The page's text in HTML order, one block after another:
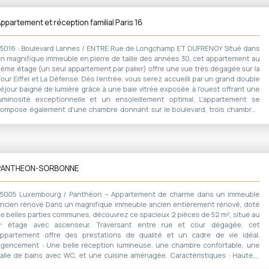
et réception familial Paris 16
: Boulevard Lannes / ENTRE Rue de Longchamp ET DUFRENOY Situé dans
magnifique immeuble en pierre de taille des années 30, cet appartement au
étage (un seul appartement par palier) offre une vue très dégagée sur la
Eiffel et La Défense. Dès l'entrée, vous serez accueilli par un grand double
baigné de lumière grâce à une baie vitrée exposée à l'ouest offrant une
exceptionnelle et un ensoleillement optimal. L'appartement se
également d'une chambre donnant sur le boulevard, trois chambres
et verdoyant, sans aucun vis à vis. Vous trouverez également de
commerces à proximité situé à 2 min de l'appartement afin de faciliter
quotidien. S'y trouvent aussi des établissements réputés à proximité tels
le lycée Pascal, le lycée Janson de Sailly, le lycée Gerson, ainsi que l'école
Vous bénéficierez d'un gardien et l'offre est complétée d'une cave.
entièrement à rénover.
SORBONNE
Luxembourg / Panthéon – Appartement de charme dans un immeuble
rénové Dans un magnifique immeuble ancien entièrement rénové, doté
belles parties communes, découvrez ce spacieux 2 pièces de 52 m², situé au
étage avec ascenseur. Traversant entre rue et cour dégagée, cet
offre des prestations de qualité et un cadre de vie idéal.
: Une belle réception lumineuse, une chambre confortable, une
de bains avec WC, et une cuisine aménagée. Caractéristiques : Hauteur